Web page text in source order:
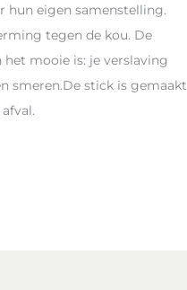
hun eigen samenstelling.
tegen de kou. De
mooie is: je verslaving
smeren.De stick is gemaakt